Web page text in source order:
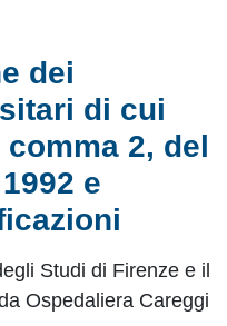
dei
di cui
comma 2, del
e
Studi di Firenze e il
Ospedaliera Careggi